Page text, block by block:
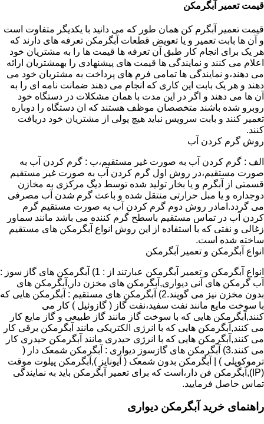
قیمت تعمیر آبگرمکن
قیمت تعمیر آبگرم کن همان طور که می دانید با یکدیگر متفاوت است
و آن ها بابت تعمیر و یا تعویض قطعات آبگرمکن تعرفه های دارند که
هر یک برای انجام کار طبق آن تعرفه ها قیمت ها را به مشتریان خود
اعلام می کنند و نمایندگی ها قیمت های پیشنهادی را بهمشتریان ارائه
می دهند،و نمایندگی ها تمامی فرم های پرداخت به مشتریان خود می
دهند و هر یک بابت این کاری که انجام می دهند ضمانت نامه ای را به
آن ها می دهند و اگر در این مدت با همان مشکلات در دستگاه خود
روبرو شده باشند متخصصان موظف هستند که ان دستگاه را دوباره
تعمیر کنند و بابت سرویس نباید هیچ پولی از مشتریان خود دریافت
کنند.
روش گرم کردن آب
الف : گرم کردن آب به صورت غیر مستقیم،ب : گرم کردن آب به
صورت مستقیم،در روش اول گرم کردن آب به صورت غیر مستقیم
قسمتی از آبگرم و یا بخار تولید شده توسط دیگ مرکزی به مخازن
دوجداره و یا مبل حرارتی منتقل شده و باعث گرم شدن آب مصرفی
می گردد.امادر روش دوم گرم کردن آب به صورت مستقیم گرم
کردن آب در تماس مستقیم باسطح گرم کننده می باشد مانند سماور
زغالی و نفتی که با استفاده از این روش انواع آبگرمکن های مستقیم
ساخته شده است.
انواع آبگرمکن و تعمیر آبگرمکن
انواع آبگرمکن و تعمیر آبگرمکن عبارتند از : 1) آبگرمکن های گاز سوز :
آب گرمکن های آنی دیواری,آبگرمکن های مخزن دار,آبگرمکن های
بدون مخزن نیز می گویند.2) آبگرمکن های مستقیم : آبگرمکن هایی که
با سوخت مایع مانند نفت سفید،نفت گاز ( گازوئیل ) کار می
کنند,آبگرمکن هایی که با سوخت گاز مانند گاز طبیعی و گاز مایع کار
می کنند,آبگرمکن هایی که با انرژی الکتریکی مانند آبگرمکن برقی کار
می کنند,آبگرمکن هایی که با انرژی حیدری مانند آبگرمکن حیدری کار
می کنند.3) آبگرمکن های گازسوز دیواری : آبگرمکن شمعک دار (
ترموکوپلی ) | آبگرمکن بدون شمعک ( آیونایز ),آبگرمکن پیلوت موقت
(IP),آبگرمکن فن دار،است که برای تعمیر آبگرمکن باید به نمایندگی
تماس حاصل فرمایید.
راهنمای خرید آبگرمکن دیواری